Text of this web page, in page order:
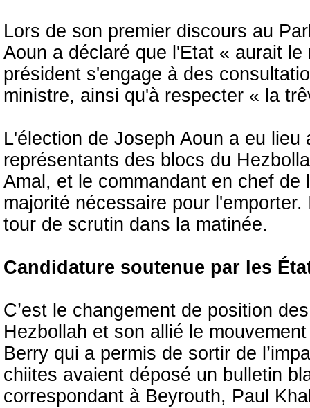
Lors de son premier discours au
Aoun a déclaré que l'Etat « aurait
président s'engage à des
ministre, ainsi qu'à respecter « la
L'élection de Joseph Aoun a eu
représentants des blocs du
Amal, et le commandant en chef
majorité nécessaire pour
tour de scrutin dans la matinée.
Candidature soutenue par les
C’est le changement de position
Hezbollah et son allié le
Berry qui a permis de sortir de
chiites avaient déposé un bulletin
correspondant à Beyrouth, Paul